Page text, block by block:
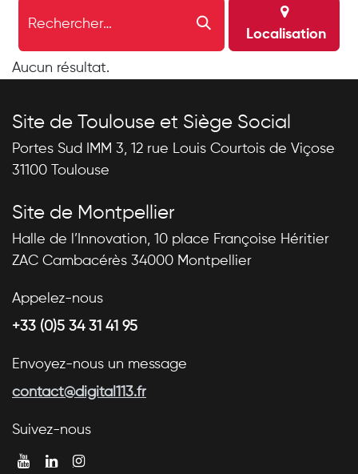
Localisation
Aucun résultat.
Site de Toulouse et Siège Social
Portes Sud IMM 3, 12 rue Louis Courtois de Viçose
31100 Toulouse
Site de Montpellier
Halle de l’Innovation, 10 place Françoise Héritier
ZAC Cambacérès 34000 Montpellier
Appelez-nous
+33 (0)5 34 31 41 95
Envoyez-nous un message
contact@digital113.fr
Suivez-nous